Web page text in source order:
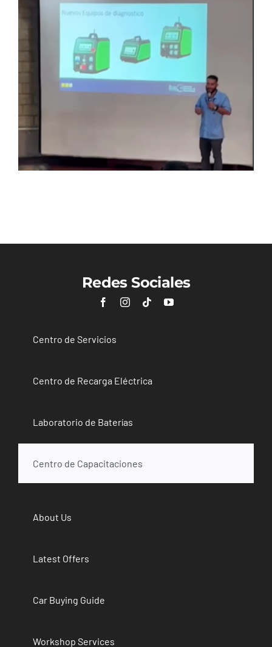
Redes Sociales
Centro de Servicios
Centro de Recarga Eléctrica
Laboratorio de Baterías
Centro de Capacitaciones
About Us
Latest Offers
Car Buying Guide
Workshop Services